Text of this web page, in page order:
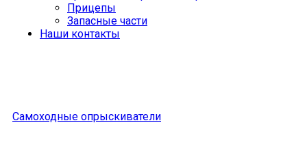
Прицепы
Запасные части
Наши контакты
Самоходные опрыскиватели